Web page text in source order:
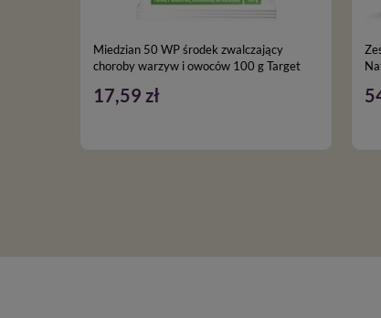
Miedzian 50 WP środek zwalczający
choroby warzyw i owoców 100 g Target
17,59 zł